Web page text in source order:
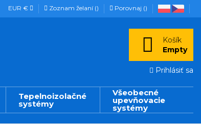
EUR € Zoznam želaní () Porovnaj ()
Košík
Empty
Prihlásiť sa
Tepelnoizolačné
systémy
Všeobecné
upevňovacie
systémy